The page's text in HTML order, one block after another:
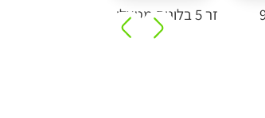
זר 5 בלונים מטאלי